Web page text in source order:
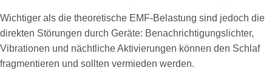
Wichtiger als die theoretische EMF-Belastung sind jedoch die
direkten Störungen durch Geräte: Benachrichtigungslichter,
Vibrationen und nächtliche Aktivierungen können den Schlaf
fragmentieren und sollten vermieden werden.